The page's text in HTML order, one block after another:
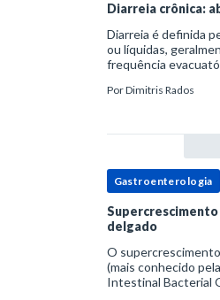
Diarreia crônica:
Diarreia é definida
ou líquidas,
frequência
prática, a
PorDimitris Rados
Gastroenterologia
delgado
O
(mais conhecido
Intestinal Bacterial